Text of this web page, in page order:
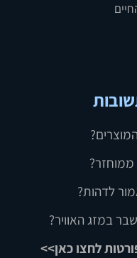
ממוחזר?
לדהות?
במזג האוויר?
לחצו כאן>>